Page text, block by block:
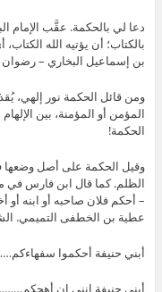
دعا لي بالحكمة. عقَّب الإمام
بالكتاب؛ أن يؤتيه الله
بن إسماعيل البخاري – رضوان
ومن قائل الحكمة نور إلهي،
المؤمن أو المؤمنة، بين
الحكمة!
وقيل الحكمة على أصل وضعها
الظلم. كما قال ابن فارس في
– أحكم فلان صاحبه أو ابنه أو
عطية بن الخطفى التميمي.
أبني حنيفة أحكموا
أبني حنيفة إنني إن